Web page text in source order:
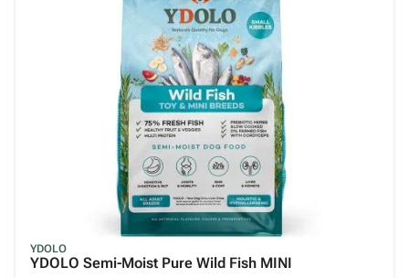
YDOLO
YDOLO Semi-Moist Pure Wild Fish MINI